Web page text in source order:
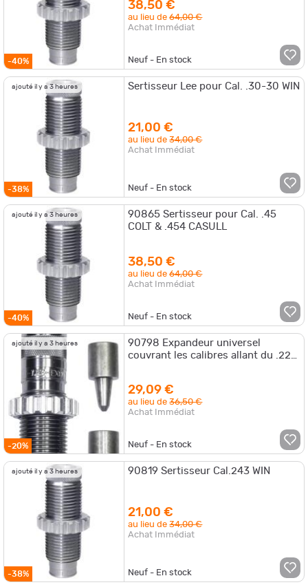
-40%
38,50 €
au lieu de64,00 €
Achat Immédiat
Neuf - En stock
ajouté il y a 3 heures
-38%
Sertisseur Lee pour Cal. .30-30 WIN
21,00 €
au lieu de34,00 €
Achat Immédiat
Neuf - En stock
ajouté il y a 3 heures
-40%
90865 Sertisseur pour Cal. .45
COLT & .454 CASULL
38,50 €
au lieu de64,00 €
Achat Immédiat
Neuf - En stock
ajouté il y a 3 heures
-20%
90798 Expandeur universel
couvrant les calibres allant du .22
29,09 €
au lieu de36,50 €
Achat Immédiat
Neuf - En stock
ajouté il y a 3 heures
-38%
90819 Sertisseur Cal.243 WIN
21,00 €
au lieu de34,00 €
Achat Immédiat
Neuf - En stock